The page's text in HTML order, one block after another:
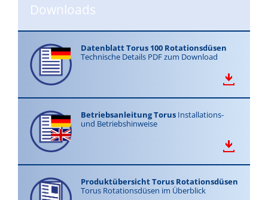
Downloads
Datenblatt Torus 100 Rotationsdüsen
Technische Details PDF zum Download
Betriebsanleitung Torus Installations-
und Betriebshinweise
Produktübersicht Torus Rotationsdüsen
Torus Rotationsdüsen im Überblick